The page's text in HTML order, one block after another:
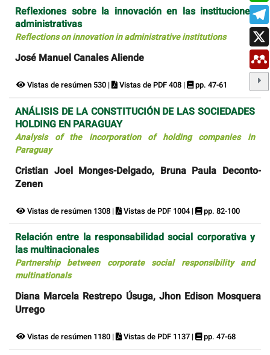
Reflexiones sobre la innovación en las instituciones
administrativas
Reflections on innovation in administrative institutions
José Manuel Canales Aliende
Vistas de resúmen 530 | Vistas de PDF 408 | pp. 47-61
ANÁLISIS DE LA CONSTITUCIÓN DE LAS SOCIEDADES
HOLDING EN PARAGUAY
Analysis of the incorporation of holding companies in
Paraguay
Cristian Joel Monges-Delgado, Bruna Paula Deconto-
Zenen
Vistas de resúmen 1308 | Vistas de PDF 1004 | pp. 82-100
Relación entre la responsabilidad social corporativa y
las multinacionales
Partnership between corporate social responsibility and
multinationals
Diana Marcela Restrepo Úsuga, Jhon Edison Mosquera
Urrego
Vistas de resúmen 1180 | Vistas de PDF 1137 | pp. 47-68